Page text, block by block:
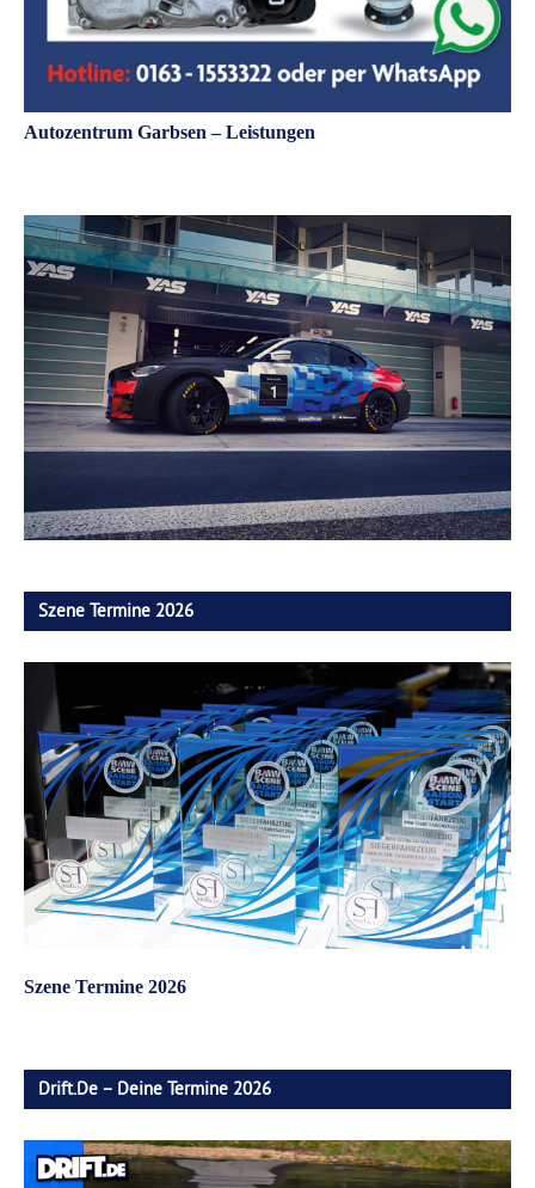
Autozentrum Garbsen – Leistungen
Szene Termine 2026
Szene Termine 2026
Drift.de – Deine Termine 2026